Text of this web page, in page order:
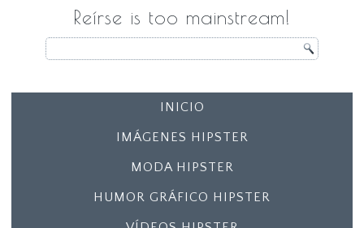
Reírse is too mainstream!
INICIO
IMÁGENES HIPSTER
MODA HIPSTER
HUMOR GRÁFICO HIPSTER